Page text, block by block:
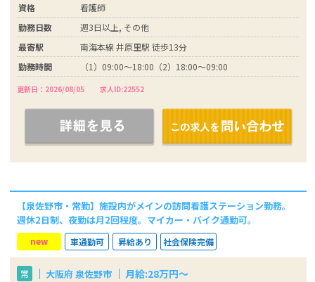
資格
看護師
勤務日数
週3日以上, その他
最寄駅
南海本線 井原里駅 徒歩13分
勤務時間
（1）09:00～18:00（2）18:00～09:00
更新日：2026/08/05 求人ID:22552
【泉佐野市・常勤】施設内がメインの訪問看護ステーション勤務。
週休2日制、夜勤は月2回程度。マイカー・バイク通勤可。
new 車通勤可 昇給あり 社会保険完備
常 大阪府 泉佐野市 月給:28万円～